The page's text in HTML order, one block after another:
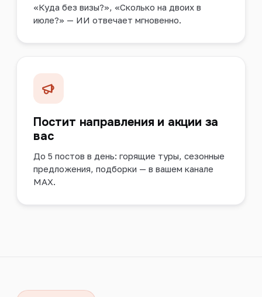
«Куда без визы?», «Сколько на двоих в
июле?» — ИИ отвечает мгновенно.
Постит направления и акции за
вас
До 5 постов в день: горящие туры, сезонные
предложения, подборки — в вашем канале
MAX.